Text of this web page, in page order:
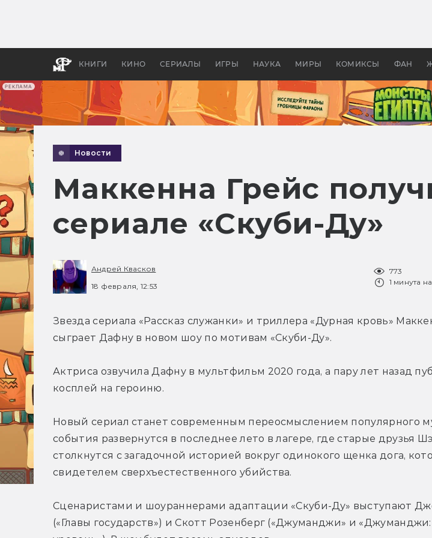
РЕКЛАМА
КНИГИ КИНО СЕРИАЛЫ ИГРЫ НАУКА МИРЫ КОМИКСЫ ФАН
апокалипсис, в России —
бы
Новости
Маккенна Грейс
сериале «Скуби-Ду»
Андрей Квасков
18 февраля, 12:53
773
1 минута
Звезда сериала «Рассказ служанки» и триллера «Дурная кровь»
сыграет Дафну в новом шоу по мотивам «Скуби-Ду».
Актриса озвучила Дафну в мультфильм 2020 года, а пару лет назад
косплей на героиню.
Новый сериал станет современным переосмыслением популярного
события развернутся в последнее лето в лагере, где старые друзья
столкнутся с загадочной историей вокруг одинокого щенка дога,
Сценаристами и шоураннерами адаптации «Скуби-Ду» выступают
(«Главы государств») и Скотт Розенберг («Джуманджи» и